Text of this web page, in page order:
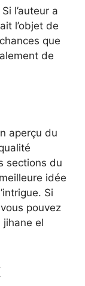
l’auteur a
l’objet de
que
de
aperçu du
sections du
idée
Si
pouvez
el